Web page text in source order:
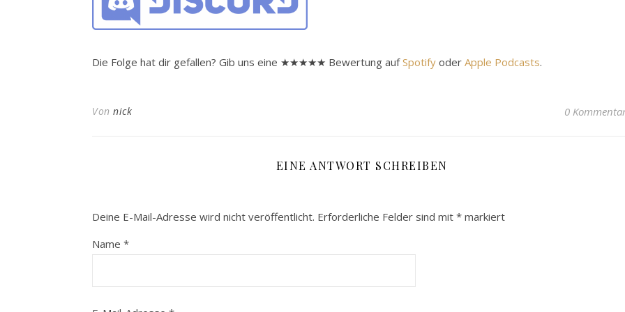
Die Folge hat dir gefallen? Gib uns eine ★★★★★ Bewertung aufSpotify oder Apple Podcasts.
Von nick 0
EINE ANTWORT SCHREIBEN
Deine E-Mail-Adresse wird nicht veröffentlicht. Erforderliche Felder sind mit * markiert
Name *